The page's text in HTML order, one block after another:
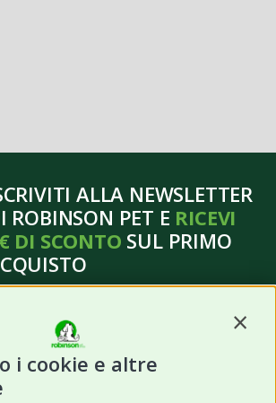
i cookie e altre
ALLA NEWSLETTER
ROBINSON PET E RICEVI
DI SCONTO SUL PRIMO